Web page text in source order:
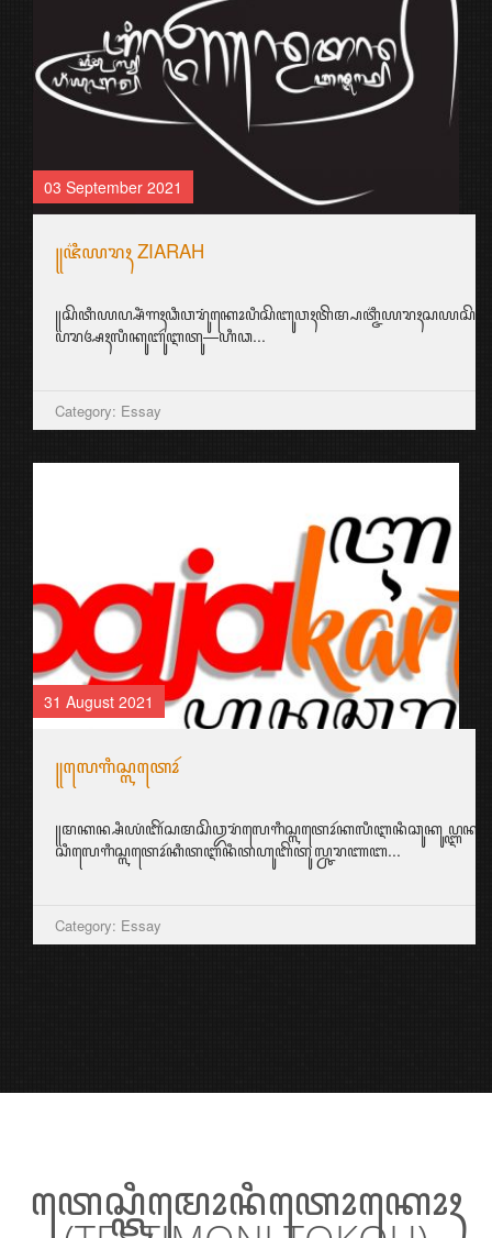
03 September 2021
꧋ꦗ꦳ꦶꦪꦫꦃ ZIARAH
ꦥꦫꦄꦃꦭꦶꦏꦸꦧꦸꦂꦆꦠꦸ—ꦲꦶꦣ...
Category: Essay
31 August 2021
꧋ꦭꦺꦒꦶꦱ꧀ꦭꦠꦺꦴꦂ
ꦱꦶꦭꦺꦒꦶꦱ꧀ꦭꦠꦺꦴꦂꦏꦶꦠꦆꦤꦶꦠꦲꦸꦧꦼꦠꦸꦭ꧀ꦕꦫꦚꦧ...
Category: Essay
ꦠꦺꦱ꧀ꦠꦶꦩꦺꦴꦤꦶꦠꦺꦴꦏꦺꦴꦃ